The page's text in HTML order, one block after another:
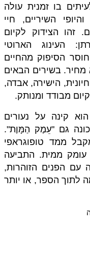
בו זמנית עולה
השיריים, חיי
זהו הצידוק לקיום
העינוג הארוטי
הסיפוק מהחיים
מחיר. בשירים הבאים
הישירה, אבדה,
מבודד ומנותק.
קינה על נעורים
גם "עֵמֶק הַמָּוֶת".
ממד טופוגראפי
עומק ממית. התביעה
הפנים הזוהרות,
לתוך הספר, או יותר